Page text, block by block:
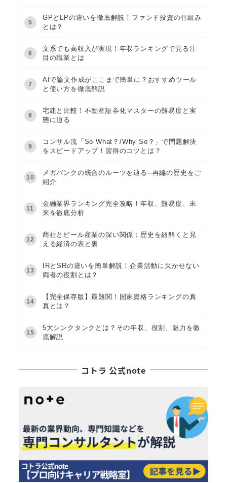
5
GPとLPの違いを徹底解説！ファンド投資の仕組み
とは？
6
文系でも高収入が実現！年収ランキングで見る注
目の職業とは
7
AIで論文作成がここまで簡単に？おすすめツール
と使い方を徹底解説
8
宅建と比較！不動産証券化マスターの難易度と実
態に迫る
9
コンサル流「So What？/Why So？」で問題解決
をスピードアップ！習得のコツとは？
10
メガバンクの統合のルーツを辿る─再編の歴史をご
紹介
11
金融業界ランキング完全攻略！年収、難易度、未
来を徹底分析
12
商社とビール産業の深い関係：歴史を紐解くと見
える経済の表と裏
13
IRとSRの違いを簡単解説！企業活動に欠かせない
両者の役割とは？
14
【完全保存版】最難関！国家資格ランキングの真
真とは？
15
5大シンクタンクとは？その年収、役割、魅力を徹
底解説
コトラ 公式note